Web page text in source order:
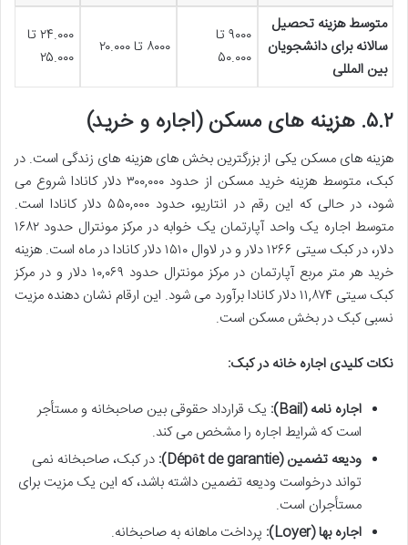
متوسط هزینه تحصیل
سالانه برای دانشجویان
بین المللی
۹۰۰۰ تا
۵۰.۰۰۰
۸۰۰۰ تا ۲۰.۰۰۰
۲۴.۰۰۰ تا
۲۵.۰۰۰
۵.۲. هزینه های مسکن (اجاره و خرید)
هزینه های مسکن یکی از بزرگترین بخش های هزینه های زندگی است. در
کبک، متوسط هزینه خرید مسکن از حدود ۳۰۰,۰۰۰ دلار کانادا شروع می
شود، در حالی که این رقم در انتاریو، حدود ۵۵۰,۰۰۰ دلار کانادا است.
متوسط اجاره یک واحد آپارتمان یک خوابه در مرکز مونترال حدود ۱۶۸۲
دلار، در کبک سیتی ۱۲۶۶ دلار و در لاوال ۱۵۱۰ دلار کانادا در ماه است. هزینه
خرید هر متر مربع آپارتمان در مرکز مونترال حدود ۱۰,۰۶۹ دلار و در مرکز
کبک سیتی ۱۱,۸۷۴ دلار کانادا برآورد می شود. این ارقام نشان دهنده مزیت
نسبی کبک در بخش مسکن است.
نکات کلیدی اجاره خانه در کبک:
اجاره نامه (Bail):
یک قرارداد حقوقی بین صاحبخانه و مستأجر
است که شرایط اجاره را مشخص می کند.
ودیعه تضمین (Dépôt de garantie):
در کبک، صاحبخانه نمی
تواند درخواست ودیعه تضمین داشته باشد، که این یک مزیت برای
مستأجران است.
اجاره بها (Loyer):
پرداخت ماهانه به صاحبخانه.